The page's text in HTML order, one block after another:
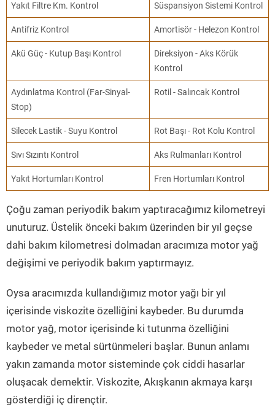
Yakıt Filtre Km. Kontrol Süspansiyon Sistemi Kontrol
Antifriz Kontrol Amortisör - Helezon Kontrol
Akü Güç - Kutup Başı Kontrol
Direksiyon - Aks Körük
Kontrol
Aydınlatma Kontrol (Far-Sinyal-
Stop)
Rotil - Salıncak Kontrol
Silecek Lastik - Suyu Kontrol Rot Başı - Rot Kolu Kontrol
Sıvı Sızıntı Kontrol Aks Rulmanları Kontrol
Yakıt Hortumları Kontrol Fren Hortumları Kontrol
Çoğu zaman periyodik bakım yaptıracağımız kilometreyi
unuturuz. Üstelik önceki bakım üzerinden bir yıl geçse
dahi bakım kilometresi dolmadan aracımıza motor yağ
değişimi ve periyodik bakım yaptırmayız.
Oysa aracımızda kullandığımız motor yağı bir yıl
içerisinde viskozite özelliğini kaybeder. Bu durumda
motor yağ, motor içerisinde ki tutunma özelliğini
kaybeder ve metal sürtünmeleri başlar. Bunun anlamı
yakın zamanda motor sisteminde çok ciddi hasarlar
oluşacak demektir. Viskozite, Akışkanın akmaya karşı
gösterdiği iç dirençtir.